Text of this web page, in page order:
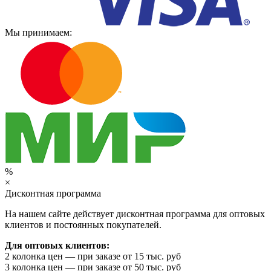
Мы принимаем:
%
×
Дисконтная программа
На нашем сайте действует дисконтная программа для оптовых
клиентов и постоянных покупателей.
Для оптовых клиентов:
2 колонка цен — при заказе от 15 тыс. руб
3 колонка цен — при заказе от 50 тыс. руб